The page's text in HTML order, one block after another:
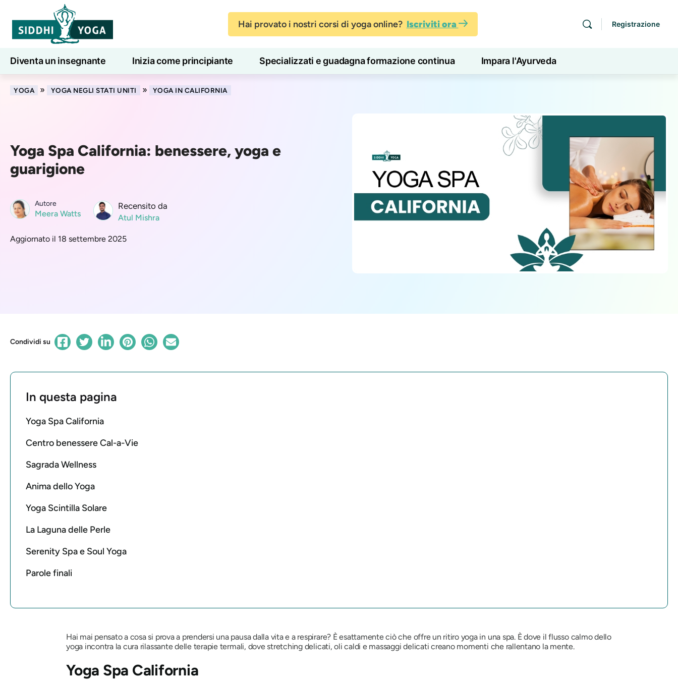
Hai provato i nostri corsi di yoga online? Iscriviti ora Registrazione
Diventa un insegnante Inizia come principiante Specializzati e guadagna formazione continua Impara l'Ayurveda
Lezioni di yoga online 7 giorni di benessere
YOGA » YOGA NEGLI STATI UNITI » YOGA IN CALIFORNIA
Yoga Spa California: benessere, yoga e
guarigione
Autore
Meera Watts
Recensito da
Atul Mishra
Aggiornato il 18 settembre 2025
Condividi su
In questa pagina
Yoga Spa California
Centro benessere Cal-a-Vie
Sagrada Wellness
Anima dello Yoga
Yoga Scintilla Solare
La Laguna delle Perle
Serenity Spa e Soul Yoga
Parole finali
Hai mai pensato a cosa si prova a prendersi una pausa dalla vita e a respirare? È esattamente ciò che offre un ritiro yoga in una spa. È dove il flusso calmo dello
yoga incontra la cura rilassante delle terapie termali, dove stretching delicati, oli caldi e massaggi delicati creano momenti che rallentano la mente.
Yoga Spa California